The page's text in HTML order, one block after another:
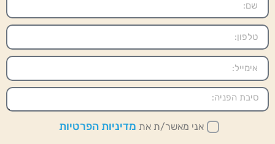
אני מאשר/ת את מדיניות הפרטיות